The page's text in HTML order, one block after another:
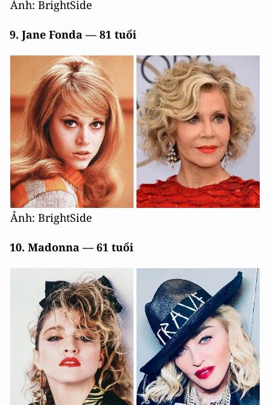
Ảnh: BrightSide
9. Jane Fonda — 81 tuổi
Ảnh: BrightSide
10. Madonna — 61 tuổi